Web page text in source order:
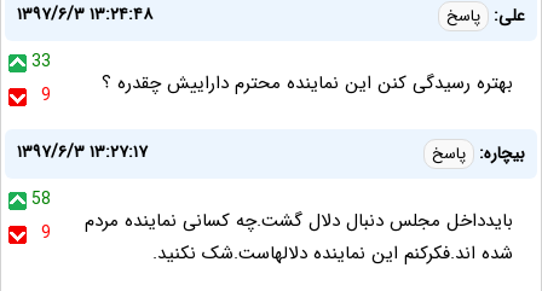
علی: پاسخ
۱۳۹۷/۶/۳ ۱۳:۲۴:۴۸
33
9
بهتره رسیدگی کنن این نماینده محترم داراییش چقدره ؟
بیچاره: پاسخ
۱۳۹۷/۶/۳ ۱۳:۲۷:۱۷
58
9
بایدداخل مجلس دنبال دلال گشت.چه کسانی نماینده مردم
شده اند.فکرکنم این نماینده دلالهاست.شک نکنید.